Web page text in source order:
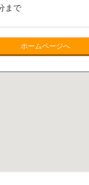
まで
ホームページへ